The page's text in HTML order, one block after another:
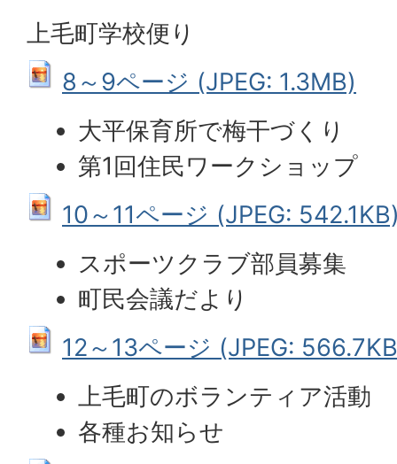
上毛町学校便り
8～9ページ (JPEG: 1.3MB)
大平保育所で梅干づくり
第1回住民ワークショップ
10～11ページ (JPEG:
スポーツクラブ部員募集
町民会議だより
12～13ページ (JPEG:
上毛町のボランティア活動
各種お知らせ